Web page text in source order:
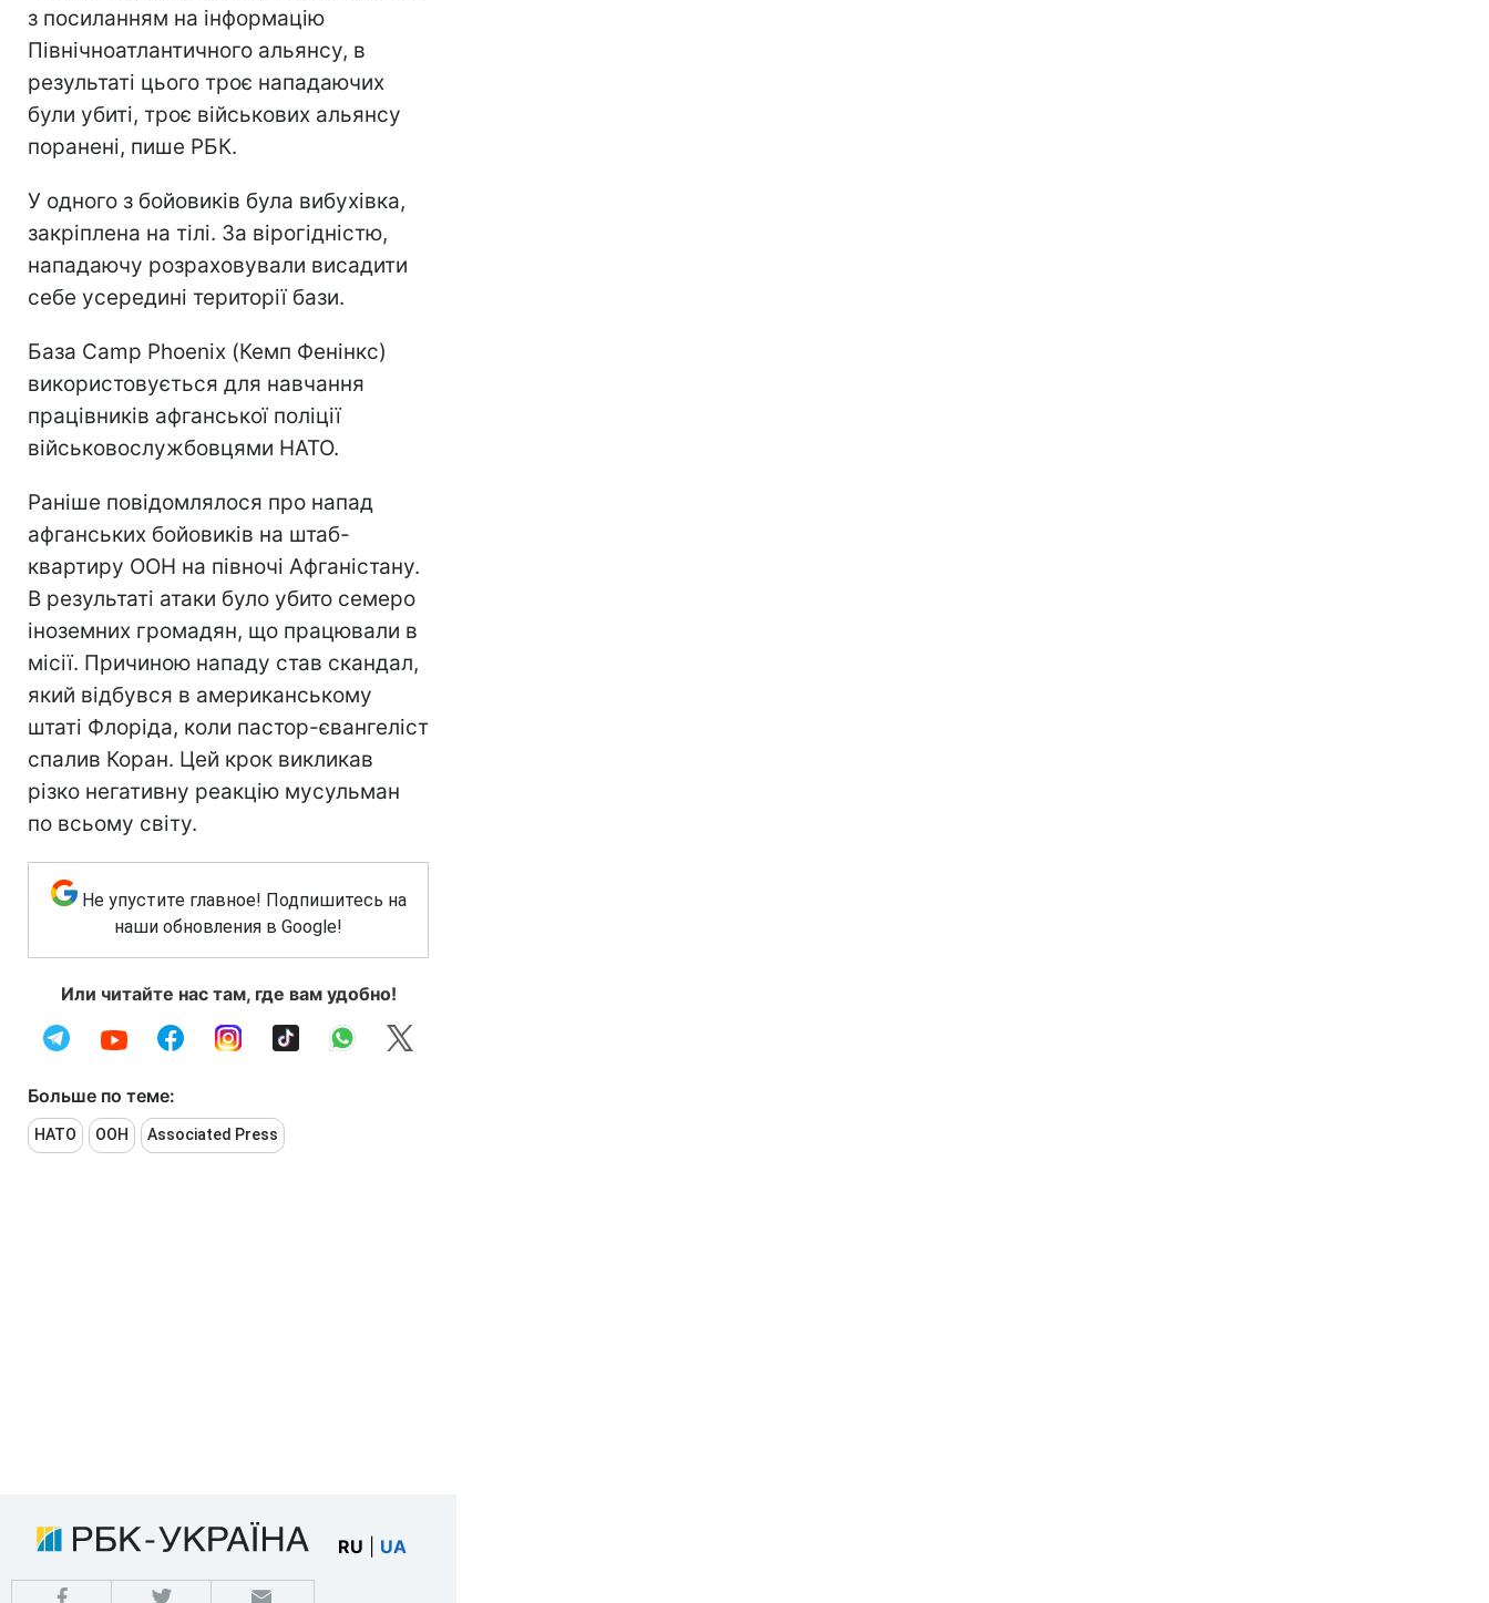
з посиланням на інформацію
Північноатлантичного альянсу, в
результаті цього троє нападаючих
були убиті, троє військових альянсу
поранені, пише РБК.
У одного з бойовиків була вибухівка,
закріплена на тілі. За вірогідністю,
нападаючу розраховували висадити
себе усередині території бази.
База Camp Phoenix (Кемп Фенінкс)
використовується для навчання
працівників афганської поліції
військовослужбовцями НАТО.
Раніше повідомлялося про напад
афганських бойовиків на штаб-
квартиру ООН на півночі Афганістану.
В результаті атаки було убито семеро
іноземних громадян, що працювали в
місії. Причиною нападу став скандал,
який відбувся в американському
штаті Флоріда, коли пастор-євангеліст
спалив Коран. Цей крок викликав
різко негативну реакцію мусульман
по всьому світу.
Не упустите главное! Подпишитесь на
наши обновления в Google!
Или читайте нас там, где вам удобно!
Больше по теме:
НАТО ООН Associated Press
RU UA